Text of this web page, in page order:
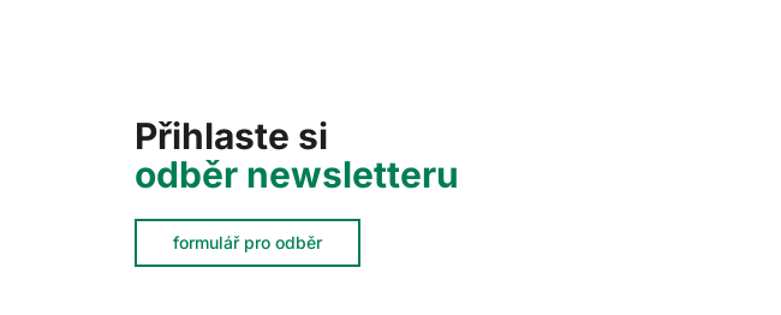
Přihlaste si
odběr newsletteru
formulář pro odběr